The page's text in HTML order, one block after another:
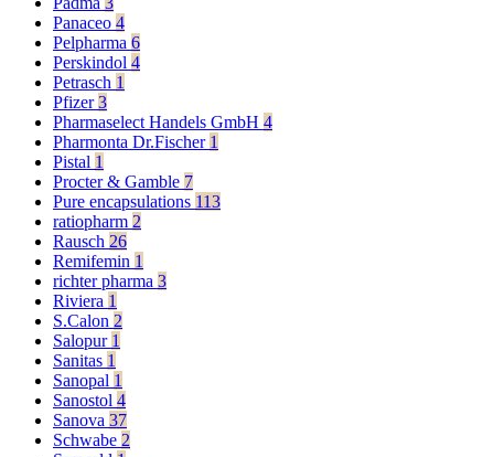
Panaceo 4
Pelpharma 6
Perskindol 4
Petrasch 1
Pfizer3
Pharmaselect Handels GmbH 4
Pharmonta Dr.Fischer 1
Pistal 1
Procter & Gamble 7
Pure encapsulations 113
ratiopharm 2
Rausch 26
Remifemin 1
richter pharma 3
Riviera 1
S.Calon 2
Salopur 1
Sanitas 1
Sanopal 1
Sanostol 4
Sanova 37
Schwabe 2